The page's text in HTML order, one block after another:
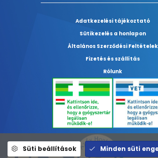
Adatkezelési tájékoztató
Sütikezelés a honlapon
Általános Szerződési Feltételek
Fizetés és szállítás
Rólunk
Süti beállítások Minden süti